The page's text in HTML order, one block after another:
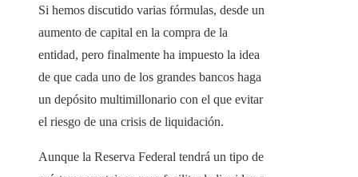
Si hemos discutido varias fórmulas, desde un
aumento de capital en la compra de la
entidad, pero finalmente ha impuesto la idea
de que cada uno de los grandes bancos haga
un depósito multimillonario con el que evitar
el riesgo de una crisis de liquidación.
Aunque la Reserva Federal tendrá un tipo de